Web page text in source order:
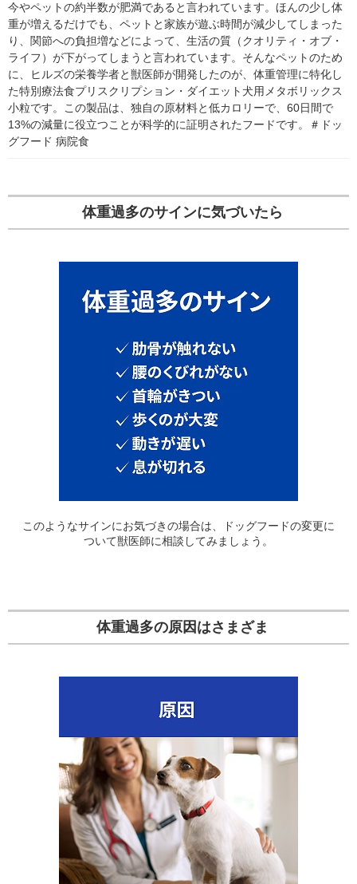
今やペットの約半数が肥満であると言われています。ほんの少し体
重が増えるだけでも、ペットと家族が遊ぶ時間が減少してしまった
り、関節への負担増などによって、生活の質（クオリティ・オブ・
ライフ）が下がってしまうと言われています。そんなペットのため
に、ヒルズの栄養学者と獣医師が開発したのが、体重管理に特化し
た特別療法食プリスクリプション・ダイエット犬用メタボリックス
小粒です。この製品は、独自の原材料と低カロリーで、60日間で
13%の減量に役立つことが科学的に証明されたフードです。＃ドッ
グフード 病院食
体重過多のサインに気づいたら
このようなサインにお気づきの場合は、ドッグフードの変更に
ついて獣医師に相談してみましょう。
体重過多の原因はさまざま